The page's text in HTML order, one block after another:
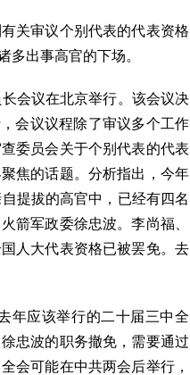
关审议个别代表的代表资格
多出事高官的下场。
会议在北京举行。该会议决
会议议程除了审议多个工作
委员会关于个别代表的代表
焦的话题。分析指出，今年
提拔的高官中，已经有四名
箭军政委徐忠波。李尚福、
人大代表资格已被罢免。去
年应该举行的二十届三中全
忠波的职务撤免，需要通过
会可能在中共两会后举行，